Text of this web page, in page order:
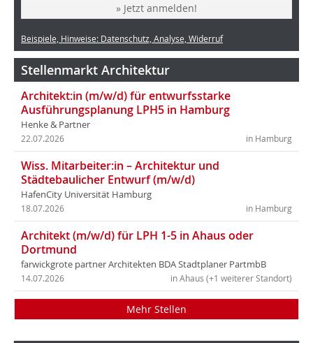
» Jetzt anmelden!
Beispiele, Hinweise: Datenschutz, Analyse, Widerruf
Stellenmarkt Architektur
Architekt:in (m/w/d) für entwurfsstarke
Ausführungsplanung LPH5 in Hamburg
Henke & Partner
in Hamburg
22.07.2026
Wiss. Mitarbeiter:in – Architektur und
Städtebaulicher Entwurf (m/w/d)
HafenCity Universität Hamburg
in Hamburg
18.07.2026
Architekt (m/w/d) für LPH 1-5 in Ahaus oder
Dortmund
farwickgrote partner Architekten BDA Stadtplaner PartmbB
in Ahaus (+1 weiterer Standort)
14.07.2026
Mehr Stellen